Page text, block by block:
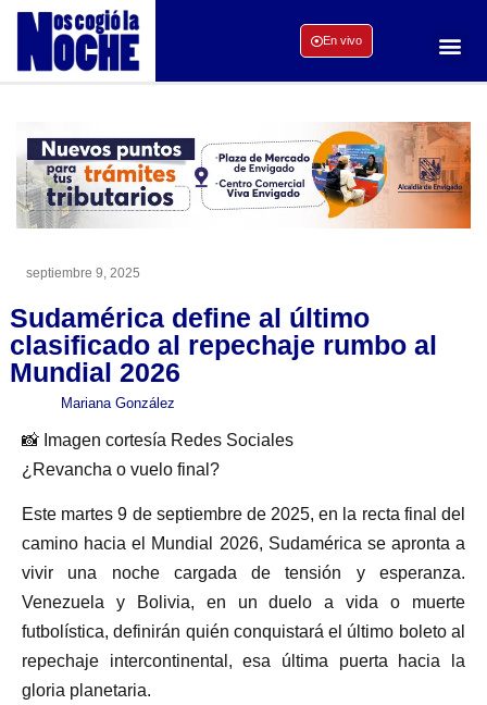
En vivo
septiembre 9, 2025
Sudamérica define al último
clasificado al repechaje rumbo al
Mundial 2026
Mariana González
📸 Imagen cortesía Redes Sociales
¿Revancha o vuelo final?
Este martes 9 de septiembre de 2025, en la recta final del
camino hacia el Mundial 2026, Sudamérica se apronta a
vivir una noche cargada de tensión y esperanza.
Venezuela y Bolivia, en un duelo a vida o muerte
futbolística, definirán quién conquistará el último boleto al
repechaje intercontinental, esa última puerta hacia la
gloria planetaria.